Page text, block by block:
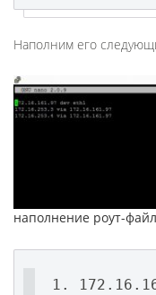
Наполним его
наполнение роут-
1.